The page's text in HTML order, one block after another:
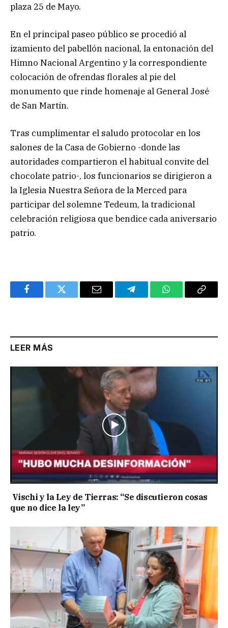
plaza 25 de Mayo.
En el principal paseo público se procedió al
izamiento del pabellón nacional, la entonación del
Himno Nacional Argentino y la correspondiente
colocación de ofrendas florales al pie del
monumento que rinde homenaje al General José
de San Martín.
Tras cumplimentar el saludo protocolar en los
salones de la Casa de Gobierno -donde las
autoridades compartieron el habitual convite del
chocolate patrio-, los funcionarios se dirigieron a
la Iglesia Nuestra Señora de la Merced para
participar del solemne Tedeum, la tradicional
celebración religiosa que bendice cada aniversario
patrio.
FacebookTwitter Email TelegramWhatsAppCopy
LEER MÁS
Vischi y la Ley de Tierras: “Se discutieron cosas
que no dice la ley”